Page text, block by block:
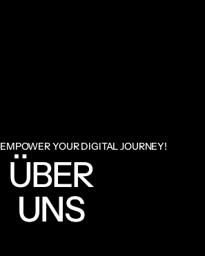
EMPOWER YOUR DIGITAL JOURNEY!
ÜBER
UNS
UNS